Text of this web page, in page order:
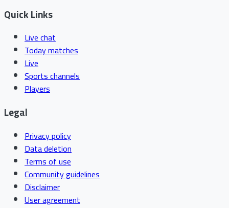
Quick Links
Live chat
Today matches
Live
Sports channels
Players
Legal
Privacy policy
Data deletion
Terms of use
Community guidelines
Disclaimer
User agreement